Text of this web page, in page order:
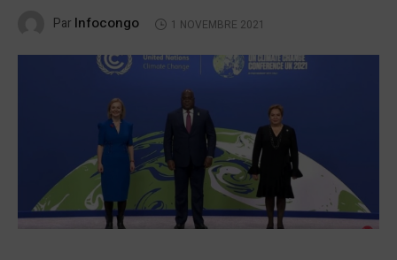
Par Infocongo 1 NOVEMBRE 2021